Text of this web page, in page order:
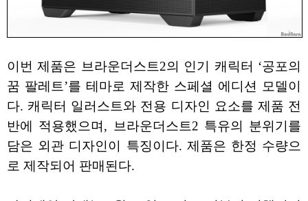
이번 제품은 브라운더스트2의 인기 캐릭터 ‘공포의
꿈 팔레트’를 테마로 제작한 스페셜 에디션 모델이
다. 캐릭터 일러스트와 전용 디자인 요소를 제품 전
반에 적용했으며, 브라운더스트2 특유의 분위기를
담은 외관 디자인이 특징이다. 제품은 한정 수량으
로 제작되어 판매된다.